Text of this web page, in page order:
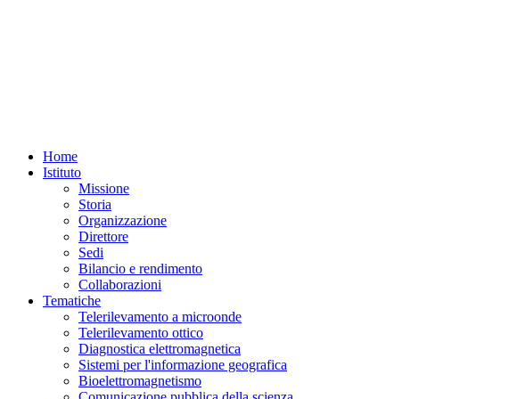
Home
Istituto
Missione
Storia
Organizzazione
Direttore
Sedi
Bilancio e rendimento
Collaborazioni
Tematiche
Telerilevamento a microonde
Telerilevamento ottico
Diagnostica elettromagnetica
Sistemi per l'informazione geografica
Bioelettromagnetismo